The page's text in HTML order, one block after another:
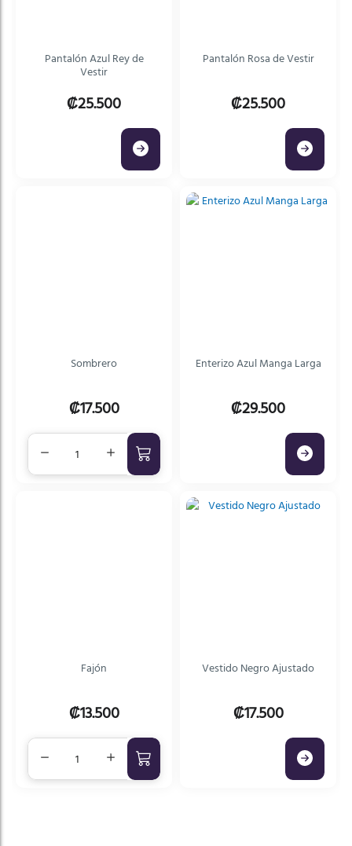
Pantalón Azul Rey de
Vestir
₡25.500
Pantalón Rosa de Vestir
₡25.500
Sombrero
₡17.500
Enterizo Azul Manga Larga
₡29.500
Fajón
₡13.500
Vestido Negro Ajustado
₡17.500